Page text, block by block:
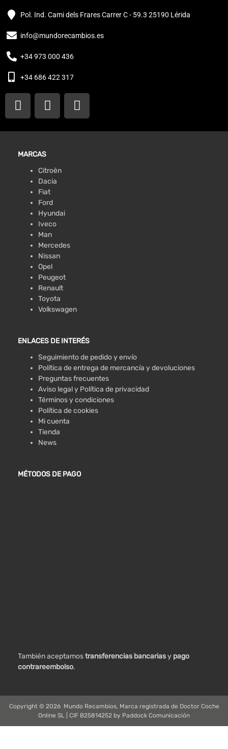
Pol. Ind. Cami dels Frares Carrer C - 59.3 25190 Lérida
info@mundorecambios.es
+34 973 000 436
+34 686 422 317
MARCAS
Citroën
Dacia
Fiat
Ford
Hyundai
Iveco
Man
Mercedes
Nissan
Opel
Peugeot
Renault
Toyota
Volkswagen
ENLACES DE INTERÉS
Seguimiento de pedido y envío
Política de entrega de mercancía y devoluciones
Preguntas frecuentes
Aviso legal y Política de privacidad
Términos y condiciones
Política de cookies
Mi cuenta
Tienda
News
MÉTODOS DE PAGO
También aceptamostransferencias bancariasy pago
contrareembolso.
Copyright © 2026 Mundo Recambios, Marca registrada de Doctor Coche
Online SL | CIF B25814252 by Paddock Comunicación